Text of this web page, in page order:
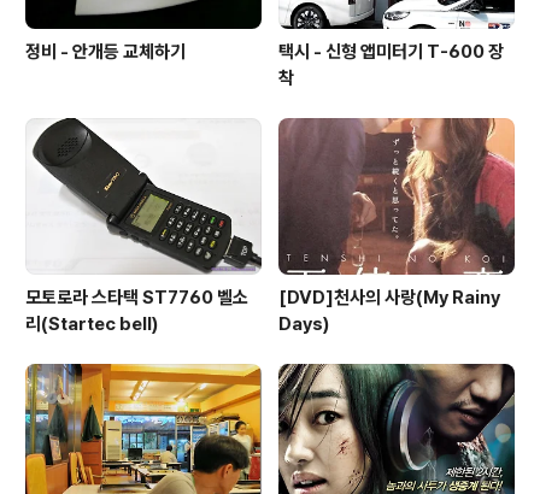
정비 - 안개등 교체하기
택시 - 신형 앱미터기 T-600 장
착
모토로라 스타택 ST7760 벨소
리(Startec bell)
[DVD]천사의 사랑(My Rainy
Days)